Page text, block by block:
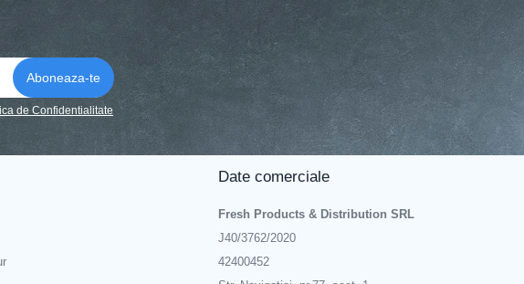
de Confidentialitate
Date comerciale
Fresh Products & Distribution SRL
J40/3762/2020
42400452